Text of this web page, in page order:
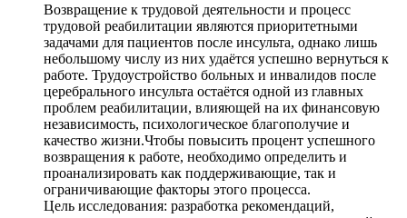
Возвращение к трудовой деятельности и процесс
трудовой реабилитации являются приоритетными
задачами для пациентов после инсульта, однако лишь
небольшому числу из них удаётся успешно вернуться к
работе. Трудоустройство больных и инвалидов после
церебрального инсульта остаётся одной из главных
проблем реабилитации, влияющей на их финансовую
независимость, психологическое благополучие и
качество жизни.Чтобы повысить процент успешного
возвращения к работе, необходимо определить и
проанализировать как поддерживающие, так и
ограничивающие факторы этого процесса.
Цель исследования: разработка рекомендаций,